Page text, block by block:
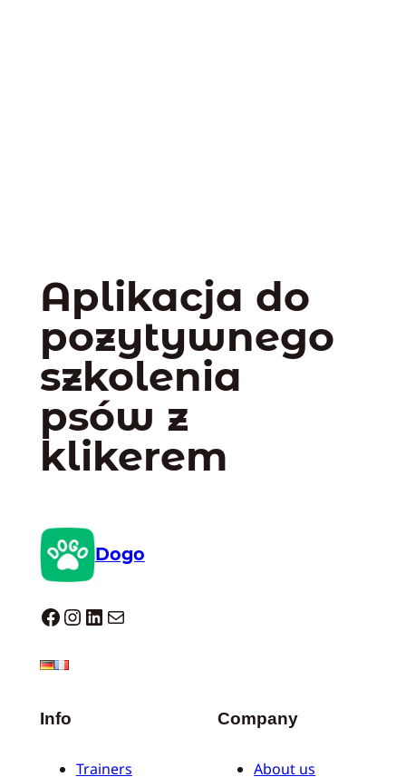
Aplikacja do
pozytywnego
szkolenia
psów z
klikerem
Dogo
Dogo facebook InstagramLinkedIn Mail
Info
Trainers
Company
About us